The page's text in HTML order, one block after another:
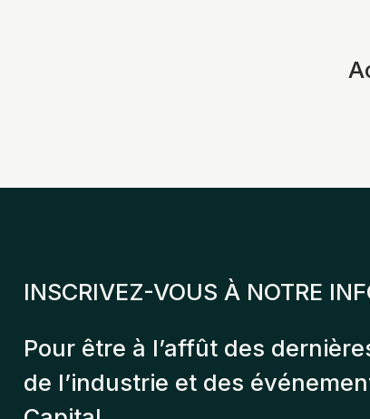
INSCRIVEZ-VOUS À NOTRE
Pour être à l’affût des
de l’industrie et des